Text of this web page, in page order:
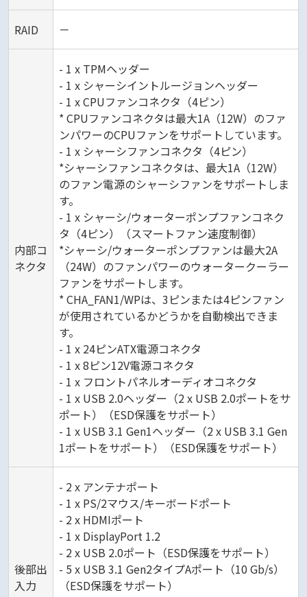
RAID －
内部コ
ネクタ
- 1 x TPMヘッダー
- 1 x シャーシイントルージョンヘッダー
- 1 x CPUファンコネクタ（4ピン）
* CPUファンコネクタは最大1A（12W）のファ
ンパワーのCPUファンをサポートしています。
- 1 x シャーシファンコネクタ（4ピン）
*シャーシファンコネクタは、最大1A（12W）
のファン電源のシャーシファンをサポートしま
す。
- 1 x シャーシ/ウォーターポンプファンコネク
タ（4ピン）（スマートファン速度制御）
*シャーシ/ウォーターポンプファンは最大2A
（24W）のファンパワーのウォータークーラー
ファンをサポートします。
* CHA_FAN1/WPは、3ピンまたは4ピンファン
が使用されているかどうかを自動検出できま
す。
- 1 x 24ピンATX電源コネクタ
- 1 x 8ピン12V電源コネクタ
- 1 x フロントパネルオーディオコネクタ
- 1 x USB 2.0ヘッダー（2 x USB 2.0ポートをサ
ポート）（ESD保護をサポート）
- 1 x USB 3.1 Gen1ヘッダー（2 x USB 3.1 Gen
1ポートをサポート）（ESD保護をサポート）
後部出
入力
- 2 x アンテナポート
- 1 x PS/2マウス/キーボードポート
- 2 x HDMIポート
- 1 x DisplayPort 1.2
- 2 x USB 2.0ポート（ESD保護をサポート）
- 5 x USB 3.1 Gen2タイプAポート（10 Gb/s）
（ESD保護をサポート）